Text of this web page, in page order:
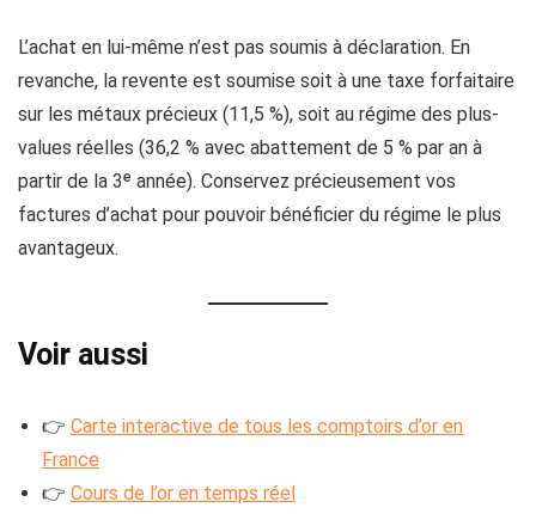
L’achat en lui-même n’est pas soumis à déclaration. En
revanche, la revente est soumise soit à une taxe forfaitaire
sur les métaux précieux (11,5 %), soit au régime des plus-
values réelles (36,2 % avec abattement de 5 % par an à
partir de la 3ᵉ année). Conservez précieusement vos
factures d’achat pour pouvoir bénéficier du régime le plus
avantageux.
Voir aussi
👉 Carte interactive de tous les comptoirs d’or en
France
👉 Cours de l’or en temps réel